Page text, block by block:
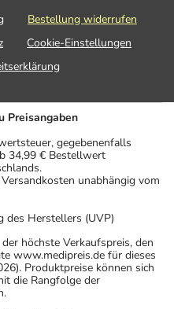
Bestellung widerrufen
Cookie-Einstellungen
Preisangaben
gegebenenfalls
34,99 € Bestellwert
unabhängig vom
des Herstellers (UVP)
der höchste Verkaufspreis, den
www.medipreis.de für dieses
Produktpreise können sich
die Rangfolge der